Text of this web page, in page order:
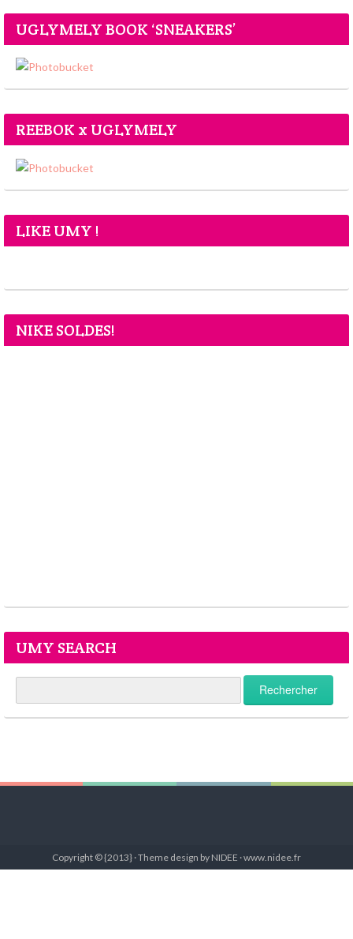
UGLYMELY BOOK ‘SNEAKERS’
REEBOK x UGLYMELY
LIKE UMY !
NIKE SOLDES!
UMY SEARCH
Copyright © {2013} · Theme design by NIDEE · www.nidee.fr